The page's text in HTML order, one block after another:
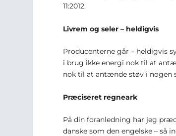
11:2012.
Livrem og seler – heldigvis
Producenterne går – heldigvis
i brug ikke energi nok til at
nok til at antænde støv i nogen
Præciseret regneark
På din foranledning har jeg
danske som den engelske – så